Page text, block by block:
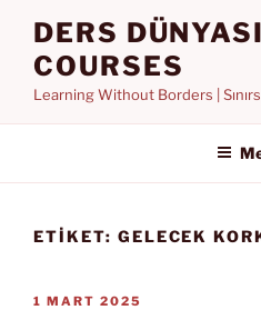
DERS
COURSES
Learning Without Borders |
ETIKET: GELECEK
YAYIM
1 MART 2025